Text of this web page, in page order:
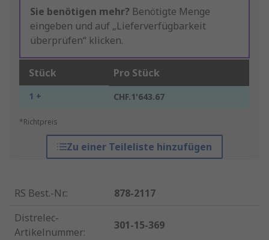
Sie benötigen mehr? Benötigte Menge
eingeben und auf „Lieferverfügbarkeit
überprüfen“ klicken.
Stück Pro Stück
1 + CHF.1'643.67
*Richtpreis
Zu einer Teileliste hinzufügen
RS Best.-Nr.:
878-2117
Distrelec-
Artikelnummer:
301-15-369